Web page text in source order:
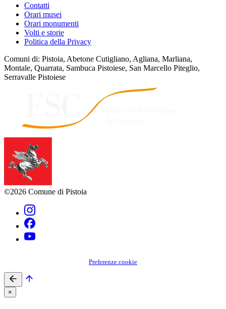
Contatti
Orari musei
Orari monumenti
Volti e storie
Politica della Privacy
Comuni di: Pistoia, Abetone Cutigliano, Agliana, Marliana,
Montale, Quarrata, Sambuca Pistoiese, San Marcello Piteglio,
Serravalle Pistoiese
©2026 Comune di Pistoia
Preferenze cookie
×